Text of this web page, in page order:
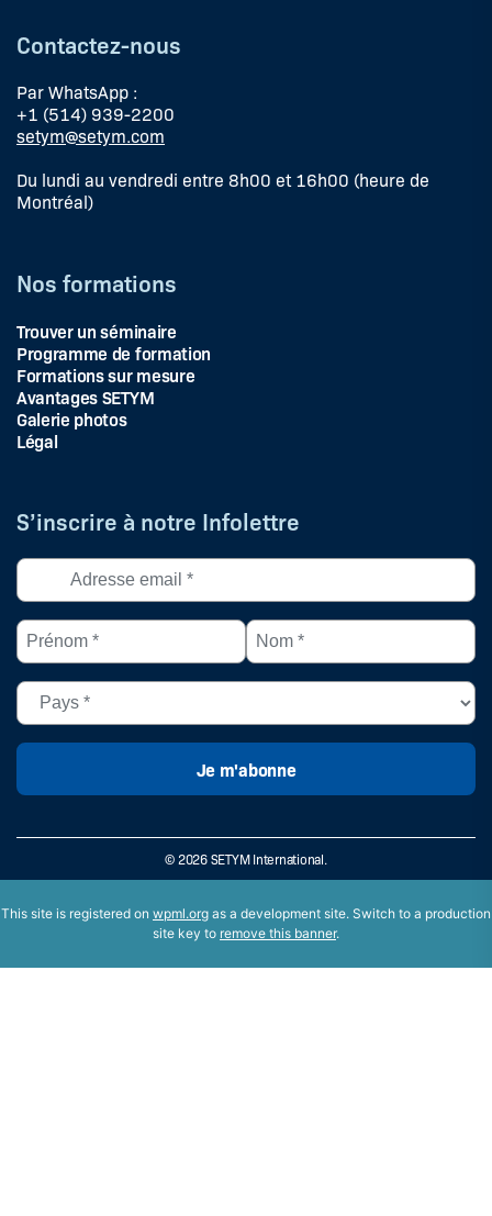
Contactez-nous
Par WhatsApp :
+1 (514) 939-2200
setym@setym.com
Du lundi au vendredi entre 8h00 et 16h00 (heure de
Montréal)
Nos formations
Trouver un séminaire
Programme de formation
Formations sur mesure
Avantages SETYM
Galerie photos
Légal
S’inscrire à notre Infolettre
Adresse
courriel
(Nécessaire)
Prénom
*
Nom
*
Pays
(Nécessaire)
© 2026 SETYM International.
This site is registered on wpml.org as a development site. Switch to a production
site key to remove this banner.